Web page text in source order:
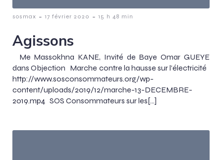
sosmax - 17 février 2020 - 15 h 48 min
Agissons
Me Massokhna KANE, Invité de Baye Omar GUEYE
dans Objection Marche contre la hausse sur l’électricité
http://www.sosconsommateurs.org/wp-
content/uploads/2019/12/marche-13-DECEMBRE-
2019.mp4 SOS Consommateurs sur les[…]